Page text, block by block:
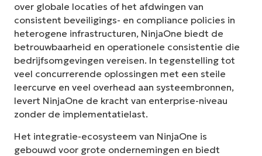
over globale locaties of het afdwingen van
consistent beveiligings- en compliance policies in
heterogene infrastructuren, NinjaOne biedt de
betrouwbaarheid en operationele consistentie die
bedrijfsomgevingen vereisen. In tegenstelling tot
veel concurrerende oplossingen met een steile
leercurve en veel overhead aan systeembronnen,
levert NinjaOne de kracht van enterprise-niveau
zonder de implementatielast.
Het integratie-ecosysteem van NinjaOne is
gebouwd voor grote ondernemingen en biedt